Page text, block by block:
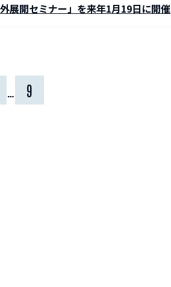
展開セミナー」を来年1月19日に開催
9